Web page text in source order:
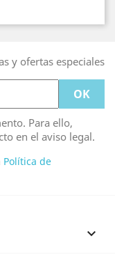
y ofertas especiales
Para ello,
en el aviso legal.
Política de
